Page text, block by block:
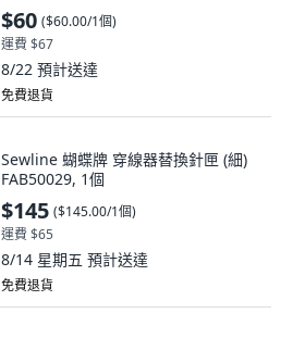
$60 ($60.00/1個)
運費 $67
8/22 預計送達
免費退貨
Sewline 蝴蝶牌 穿線器替換針匣 (細)
FAB50029, 1個
$145 ($145.00/1個)
運費 $65
8/14 星期五 預計送達
免費退貨